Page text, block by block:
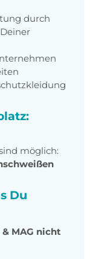
durch
möglich:
Du
MAG nicht